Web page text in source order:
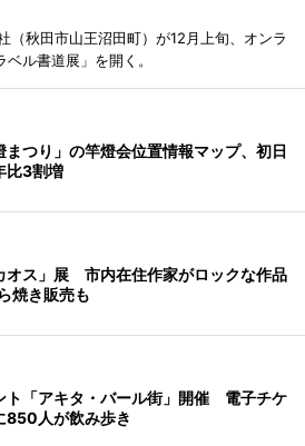
（秋田市山王沼田町）が12月上旬、オンラ
ル書道展」を開く。
まつり」の竿燈会位置情報マップ、初日
比3割増
オス」展 市内在住作家がロックな作品
焼き販売も
ト「アキタ・バール街」開催 電子チケ
850人が飲み歩き